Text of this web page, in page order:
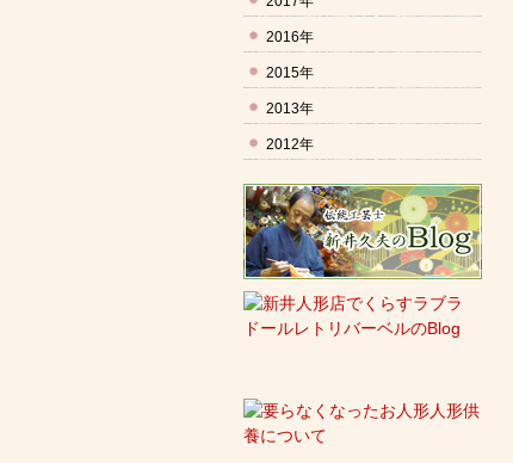
2016年
2015年
2013年
2012年